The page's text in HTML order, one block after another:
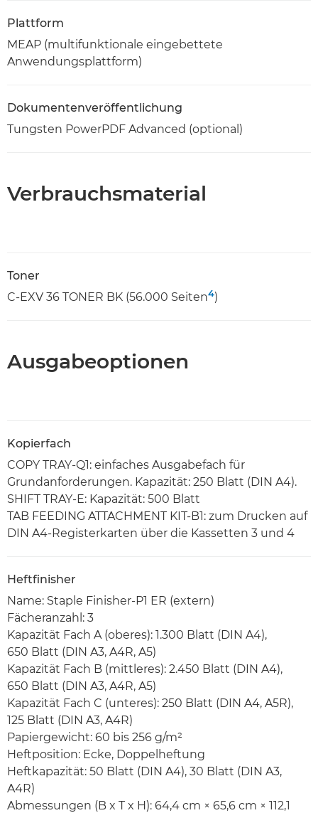
Plattform
MEAP (multifunktionale eingebettete
Anwendungsplattform)
Dokumentenveröffentlichung
Tungsten PowerPDF Advanced (optional)
Verbrauchsmaterial
Toner
C-EXV 36 TONER BK (56.000 Seiten4)
Ausgabeoptionen
Kopierfach
COPY TRAY-Q1: einfaches Ausgabefach für
Grundanforderungen. Kapazität: 250 Blatt (DIN A4).
SHIFT TRAY-E: Kapazität: 500 Blatt
TAB FEEDING ATTACHMENT KIT-B1: zum Drucken auf
DIN A4-Registerkarten über die Kassetten 3 und 4
Heftfinisher
Name: Staple Finisher-P1 ER (extern)
Fächeranzahl: 3
Kapazität Fach A (oberes): 1.300 Blatt (DIN A4),
650 Blatt (DIN A3, A4R, A5)
Kapazität Fach B (mittleres): 2.450 Blatt (DIN A4),
650 Blatt (DIN A3, A4R, A5)
Kapazität Fach C (unteres): 250 Blatt (DIN A4, A5R),
125 Blatt (DIN A3, A4R)
Papiergewicht: 60 bis 256 g/m²
Heftposition: Ecke, Doppelheftung
Heftkapazität: 50 Blatt (DIN A4), 30 Blatt (DIN A3,
A4R)
Abmessungen (B x T x H): 64,4 cm × 65,6 cm × 112,1